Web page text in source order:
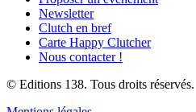
Newsletter
Clutch en bref
Carte Happy Clutcher
Nous contacter !
© Editions 138. Tous droits réservés.